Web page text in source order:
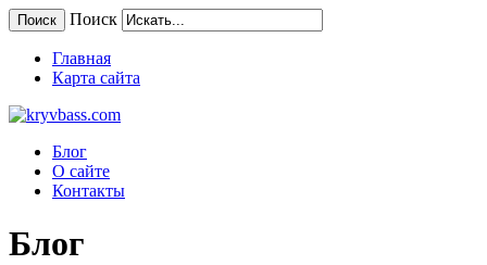
Поиск Поиск
Главная
Карта сайта
Блог
О сайте
Контакты
Блог